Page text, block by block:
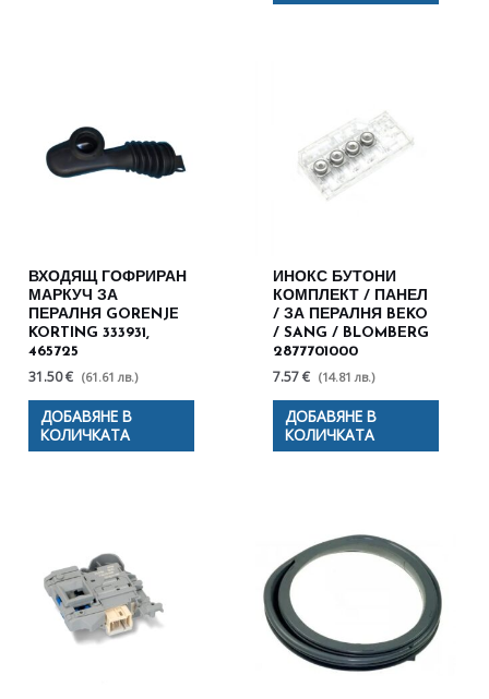
ВХОДЯЩ ГОФРИРАН
МАРКУЧ ЗА
ПЕРАЛНЯ GORENJE
KORTING 333931,
465725
31.50 € (61.61 лв.)
ДОБАВЯНЕ В
КОЛИЧКАТА
ИНОКС БУТОНИ
КОМПЛЕКТ / ПАНЕЛ
/ ЗА ПЕРАЛНЯ BEKO
/ SANG / BLOMBERG
2877701000
7.57 € (14.81 лв.)
ДОБАВЯНЕ В
КОЛИЧКАТА